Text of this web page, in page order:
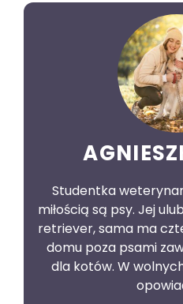
Studentka
miłością są psy. Jej
retriever, sama ma
domu poza psami
dla kotów. W